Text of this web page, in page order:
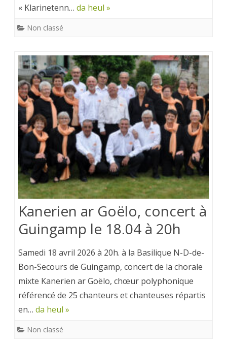
« Klarinetenn… da heul »
Non classé
Kanerien ar Goëlo, concert à
Guingamp le 18.04 à 20h
Samedi 18 avril 2026 à 20h. à la Basilique N-D-de-
Bon-Secours de Guingamp, concert de la chorale
mixte Kanerien ar Goëlo, chœur polyphonique
référencé de 25 chanteurs et chanteuses répartis
en… da heul »
Non classé